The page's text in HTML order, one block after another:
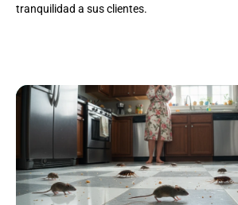
tranquilidad a sus clientes.